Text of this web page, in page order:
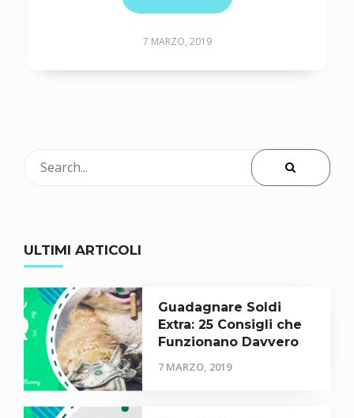
7 MARZO, 2019
ULTIMI ARTICOLI
Guadagnare Soldi
Extra: 25 Consigli che
Funzionano Davvero
7 MARZO, 2019